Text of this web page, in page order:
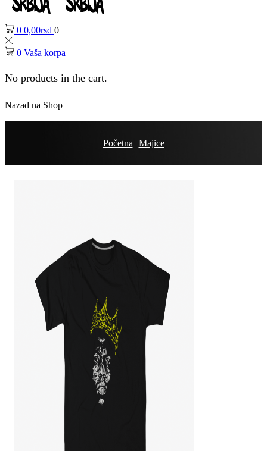
0 0,00rsd 0
0 Vaša korpa
No products in the cart.
Nazad na Shop
Početna Majice